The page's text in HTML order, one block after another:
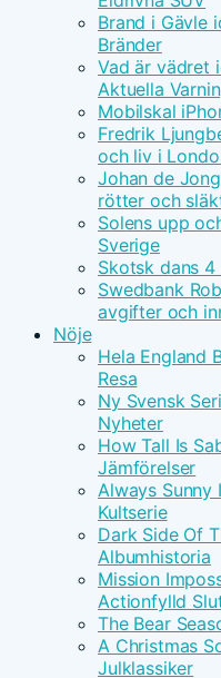
Brand i Gävle
Bränder
Vad är vädret
Aktuella
Mobilskal
Fredrik
och liv i
Johan de
rötter och
Solens upp
Sverige
Skotsk dans
Swedbank
avgifter och
Nöje
Hela England
Resa
Ny Svensk
Nyheter
How Tall Is
Jämförelser
Always Sunny
Kultserie
Dark Side Of
Albumhistoria
Mission
Actionfylld
The Bear
A Christmas
Julklassiker